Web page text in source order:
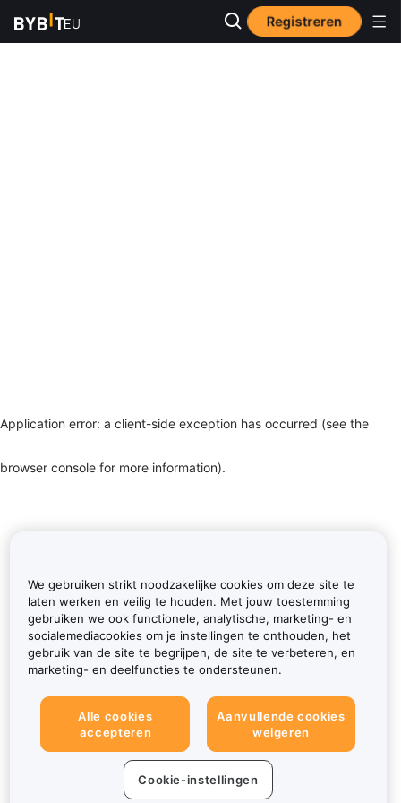
Registreren
Application error: a client-side exception has occurred (see the
browser console for more information).
We gebruiken strikt noodzakelijke cookies om deze site te
laten werken en veilig te houden. Met jouw toestemming
gebruiken we ook functionele, analytische, marketing- en
socialemediacookies om je instellingen te onthouden, het
gebruik van de site te begrijpen, de site te verbeteren, en
marketing- en deelfuncties te ondersteunen.
Alle cookies
accepteren
Aanvullende cookies
weigeren
Cookie-instellingen